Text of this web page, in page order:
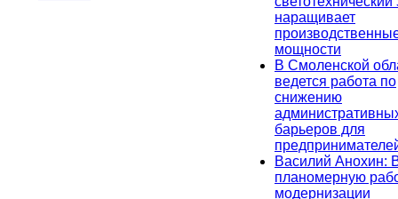
наращивает
мощности
В Смоленской
ведется работа по
снижению
барьеров для
Василий Анохин:
планомерную
модернизации